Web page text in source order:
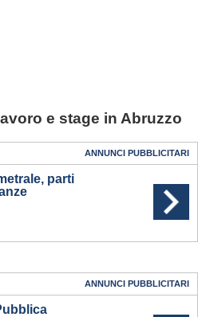
e stage in Abruzzo
ANNUNCI PUBBLICITARI
parti
ANNUNCI PUBBLICITARI